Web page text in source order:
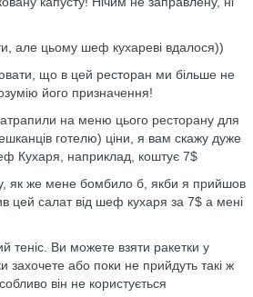
але цьому шеф кухареві вдалося))
що в цей ресторан ми більше не
його призначення!
на меню цього ресторану для
готелю) ціни, я вам скажу дуже
Кухаря, наприклад, коштує 7$
як же мене бомбило б, якби я прийшов
цей салат від шеф кухаря за 7$ а мені
теніс. Ви можете взяти ракетки у
захочете або поки не прийдуть такі ж
він не користується